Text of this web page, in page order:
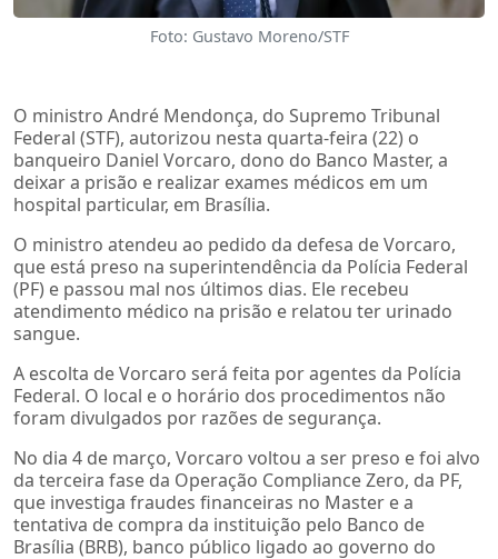
Foto: Gustavo Moreno/STF
O ministro André Mendonça, do Supremo Tribunal
Federal (STF), autorizou nesta quarta-feira (22) o
banqueiro Daniel Vorcaro, dono do Banco Master, a
deixar a prisão e realizar exames médicos em um
hospital particular, em Brasília.
O ministro atendeu ao pedido da defesa de Vorcaro,
que está preso na superintendência da Polícia Federal
(PF) e passou mal nos últimos dias. Ele recebeu
atendimento médico na prisão e relatou ter urinado
sangue.
A escolta de Vorcaro será feita por agentes da Polícia
Federal. O local e o horário dos procedimentos não
foram divulgados por razões de segurança.
No dia 4 de março, Vorcaro voltou a ser preso e foi alvo
da terceira fase da Operação Compliance Zero, da PF,
que investiga fraudes financeiras no Master e a
tentativa de compra da instituição pelo Banco de
Brasília (BRB), banco público ligado ao governo do